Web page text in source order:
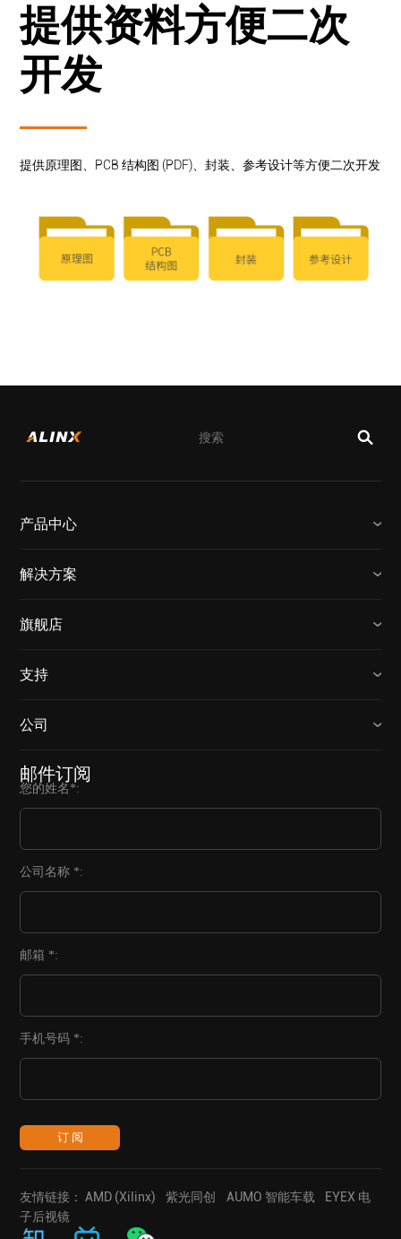
提供资料方便二次
开发
提供原理图、PCB 结构图 (PDF)、封装、参考设计等方便二次开发
产品中心
解决方案
旗舰店
支持
公司
邮件订阅
您的姓名*:
公司名称 *:
邮箱 *:
手机号码 *:
订 阅
友情链接： AMD (Xilinx) 紫光同创 AUMO 智能车载
EYEX 电
子后视镜